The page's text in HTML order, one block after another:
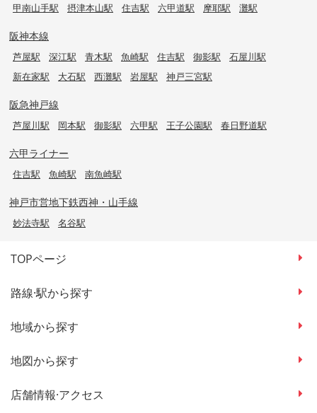
甲南山手駅 摂津本山駅 住吉駅 六甲道駅 摩耶駅 灘駅
阪神本線
芦屋駅 深江駅 青木駅 魚崎駅 住吉駅 御影駅
石屋川駅
新在家駅
大石駅 西灘駅 岩屋駅 神戸三宮駅
阪急神戸線
芦屋川駅 岡本駅 御影駅 六甲駅 王子公園駅 春日野道駅
六甲ライナー
住吉駅 魚崎駅 南魚崎駅
神戸市営地下鉄西神・山手線
妙法寺駅 名谷駅
TOPページ
路線·駅から探す
地域から探す
地図から探す
店舗情報·アクセス